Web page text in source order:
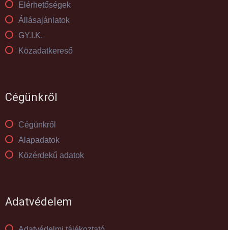
Elérhetőségek
Állásajánlatok
GY.I.K.
Közadatkereső
Cégünkről
Cégünkről
Alapadatok
Közérdekű adatok
Adatvédelem